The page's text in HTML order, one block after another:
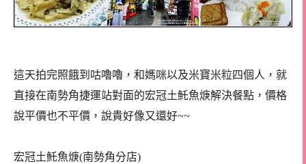
這天拍完照餓到咕嚕嚕，和媽咪以及米寶米粒四個人，就
直接在南勢角捷運站對面的宏冠土魠魚焿解決餐點，價格
說平價也不平價，說貴好像又還好~~
宏冠土魠魚焿(南勢角分店)